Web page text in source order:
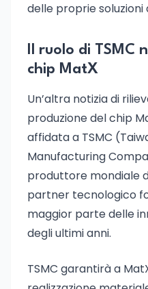
delle proprie
Il ruolo di TSMC
chip MatX
Un’altra notizia di
produzione del chip
affidata a TSMC
Manufacturing
produttore mondiale
partner tecnologico
maggior parte delle
degli ultimi anni.
TSMC garantirà a